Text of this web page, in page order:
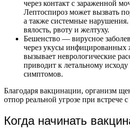
через контакт с зараженной
Лептоспироз может вызвать
а также системные
вялость, рвоту и желтуху.
Бешенство — вирусное
через укусы
вызывает неврологические
приводит к летальному
симптомов.
Благодаря вакцинации, организм
отпор реальной угрозе при встрече с
Когда начинать